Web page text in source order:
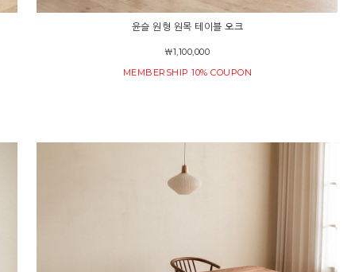
윤슬 원형 원목 테이블 오크
￦1,100,000
MEMBERSHIP 10% COUPON